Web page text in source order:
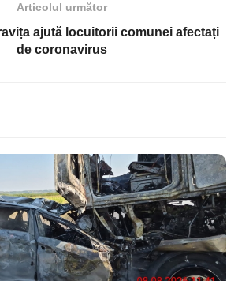
Articolul următor
ajută locuitorii comunei afectați
de coronavirus